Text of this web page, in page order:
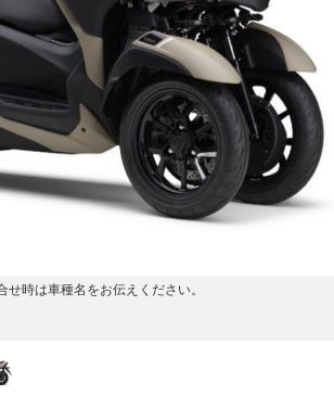
せ時は車種名をお伝えください。